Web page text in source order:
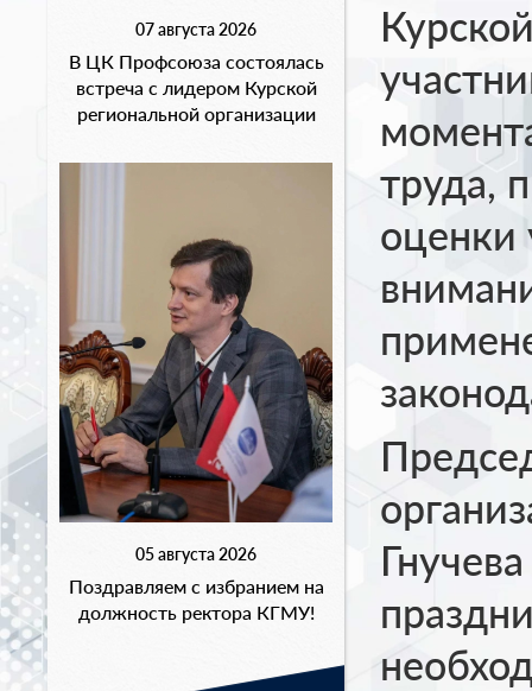
07 августа 2026
В ЦК Профсоюза состоялась
встреча с лидером Курской
региональной организации
05 августа 2026
Поздравляем с избранием на
должность ректора КГМУ!
труда,
оценки